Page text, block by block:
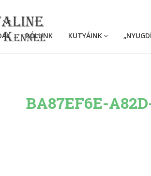
RÓLUNK KUTYÁINK
BA87EF6E-